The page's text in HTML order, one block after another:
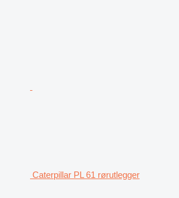
Caterpillar PL 61 rørutlegger